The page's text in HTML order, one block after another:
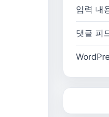
입력 내
댓글 피